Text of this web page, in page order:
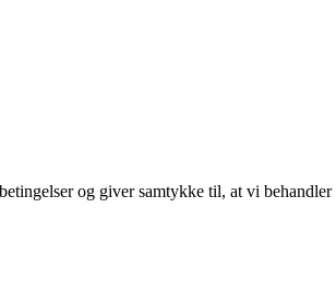
og giver samtykke til, at vi